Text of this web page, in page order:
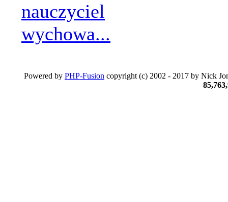
nauczyciel
wychowa...
Powered by PHP-Fusion copyright (c) 2002 - 2017 by Nick